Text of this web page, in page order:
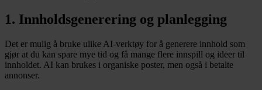
1. Innholdsgenerering og planlegging
Det er mulig å bruke ulike AI-verktøy for å generere innhold som
gjør at du kan spare mye tid og få mange flere innspill og ideer til
innholdet. AI kan brukes i organiske poster, men også i betalte
annonser.